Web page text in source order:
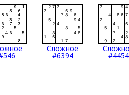
Сложное
#6394 #4454